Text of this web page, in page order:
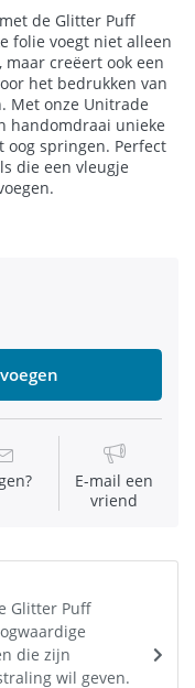
de Glitter Puff
folie voegt niet alleen
creëert ook een
het bedrukken van
Met onze Unitrade
handomdraai unieke
oog springen. Perfect
die een vleugje
E-mail een
vriend
Glitter Puff
die zijn
wil geven.